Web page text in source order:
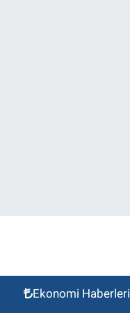
Ekonomi Haberleri